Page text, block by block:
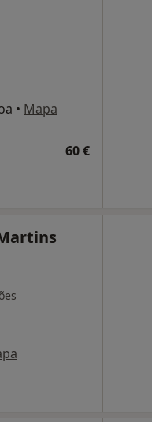
• Mapa
60 €